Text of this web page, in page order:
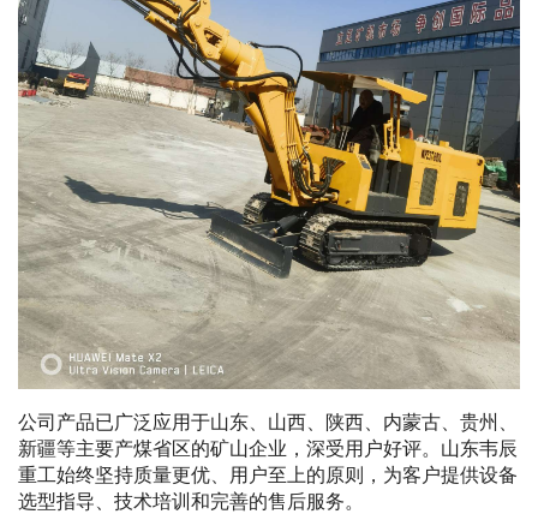
公司产品已广泛应用于山东、山西、陕西、内蒙古、贵州、
新疆等主要产煤省区的矿山企业，深受用户好评。山东韦辰
重工始终坚持质量更优、用户至上的原则，为客户提供设备
选型指导、技术培训和完善的售后服务。